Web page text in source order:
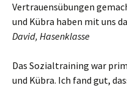
Vertrauensübungen
und Kübra haben mit uns
David, Hasenklasse
Das Sozialtraining war
und Kübra. Ich fand gut,